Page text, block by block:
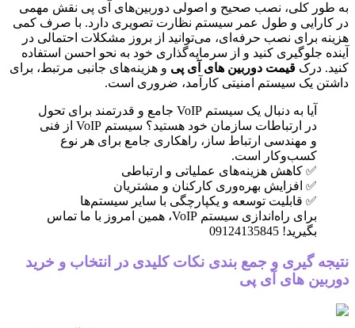
به طور کلی، نصب صحیح و اصولی دوربین‌های آی پی نقش مهمی
در کارایی و طول عمر سیستم نظارت تصویری دارد. با صرف کمی
هزینه برای نصب حرفه‌ای، می‌توانید از بروز مشکلات احتمالی در
آینده جلوگیری کنید و از سرمایه‌گذاری خود به نحو احسن استفاده
کنید. درک قیمت دوربین های آی پی و هزینه‌های جانبی مرتبط، برای
داشتن یک سیستم امنیتی کارآمد، ضروری است.
آیا به دنبال یک سیستم VoIP جامع و قدرتمند برای تحول
در ارتباطات سازمان خود هستید؟ سیستم VoIP از فنی
و مهندسی ارتباط ساز، راهکاری جامع برای هر نوع
کسب‌وکار است.
✅ کاهش هزینه‌های عملیاتی و ارتباطی
✅ افزایش بهره‌وری کارکنان و مشتریان
✅ قابلیت توسعه و یکپارچگی با سایر سیستم‌ها
برای راه‌اندازی سیستم VoIP، همین امروز با ما تماس
بگیرید! 09124135845
نتیجه گیری و جمع بندی نکات کلیدی در انتخاب و خرید
دوربین های آی پی